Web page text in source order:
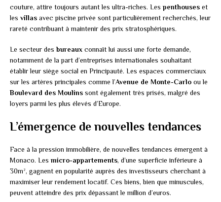
couture, attire toujours autant les ultra-riches. Les penthouses et
les villas avec piscine privée sont particulièrement recherchés, leur
rareté contribuant à maintenir des prix stratosphériques.
Le secteur desbureaux connaît lui aussi une forte demande,
notamment de la part d’entreprises internationales souhaitant
établir leur siège social en Principauté. Les espaces commerciaux
sur les artères principales comme l’Avenue de Monte-Carlo ou le
Boulevard des Moulins sont également très prisés, malgré des
loyers parmi les plus élevés d’Europe.
L’émergence de nouvelles tendances
Face à la pression immobilière, de nouvelles tendances émergent à
Monaco. Les micro-appartements, d’une superficie inférieure à
30m², gagnent en popularité auprès des investisseurs cherchant à
maximiser leur rendement locatif. Ces biens, bien que minuscules,
peuvent atteindre des prix dépassant le million d’euros.